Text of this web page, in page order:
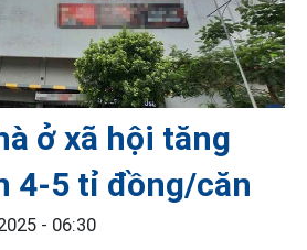
ở xã hội tăng
4-5 tỉ đồng/căn
- 06:30